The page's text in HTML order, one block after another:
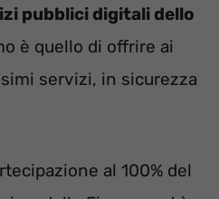
pubblici digitali dello
è quello di offrire ai
servizi, in sicurezza
al 100% del